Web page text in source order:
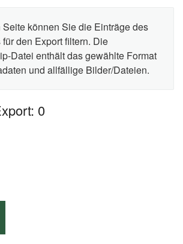
Seite können Sie die Einträge des
den Export filtern. Die
Datei enthält das gewählte Format
und allfällige Bilder/Dateien.
0